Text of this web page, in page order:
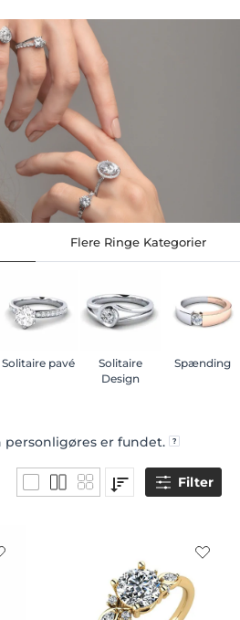
Solitaire pavé
Solitaire
Design
Spænding
Flere Ringe Kategorier
er fundet.
Filter